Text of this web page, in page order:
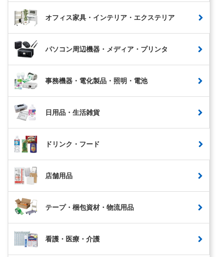
オフィス家具・インテリア・エクステリア
パソコン周辺機器・メディア・プリンタ
事務機器・電化製品・照明・電池
日用品・生活雑貨
ドリンク・フード
店舗用品
テープ・梱包資材・物流用品
看護・医療・介護